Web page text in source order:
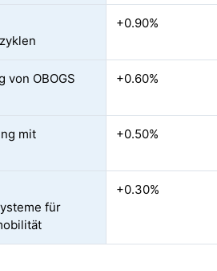
+0.90%
von OBOGS +0.60%
mit
+0.50%
für
+0.30%